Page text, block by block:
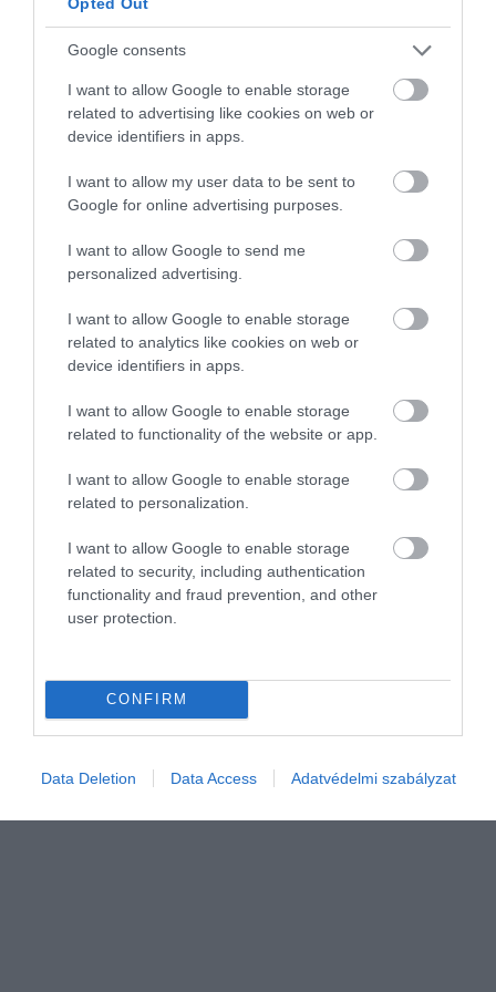
Google consents
I want to allow Google to enable storage
related to advertising like cookies on web or
device identifiers in apps.
I want to allow my user data to be sent to
Google for online advertising purposes.
I want to allow Google to send me
personalized advertising.
I want to allow Google to enable storage
related to analytics like cookies on web or
device identifiers in apps.
I want to allow Google to enable storage
related to functionality of the website or app.
I want to allow Google to enable storage
related to personalization.
I want to allow Google to enable storage
related to security, including authentication
functionality and fraud prevention, and other
user protection.
CONFIRM
Data Deletion Data Access Adatvédelmi szabályzat
Vannak olyan nyári napok, amikor már a
főzés gondolatától is leizzadunk. Ilyenkor
jön jól a hideg gyümölcsleves, amely
mentőöv a legmelegebb órákban. Hűsít
és frissít, miközben elhasználhatjuk hozzá
azokat a…
Ez a hideg gyümölcsleves
ellenszere
HAMU ÉS GYÉMÁNT